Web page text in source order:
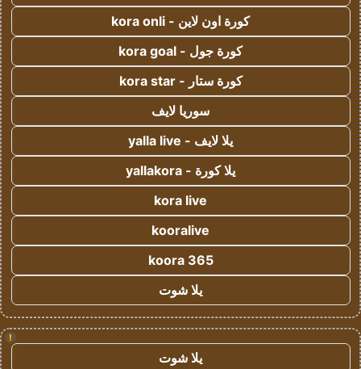
كورة اون لاين - kora onli
كورة جول - kora goal
كورة ستار - kora star
سوريا لايف
يلا لايف - yalla live
يلا كورة - yallakora
kora live
kooralive
koora 365
يلا شوت
!
يلا شوت